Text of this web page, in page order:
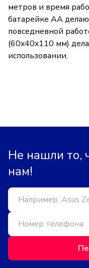
метров и время
батарейке AA
повседневной
(60x40x110 мм)
использовании.
Не нашли то,
нам!